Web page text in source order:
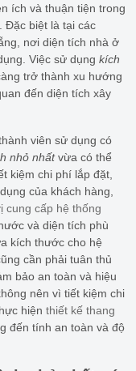
ích và thuận tiện trong
Đặc biệt là tại các
nơi diện tích nhà ở
Việc sử dụng kích
trở thành xu hướng
đến diện tích xây
viên sử dụng có
nhỏ nhấtvừa có thể
kiệm chi phí lắp đặt,
của khách hàng,
cung cấp hệ thống
và diện tích phù
kích thước cho hệ
cần phải tuân thủ
bảo an toàn và hiệu
nên vì tiết kiệm chi
hiện thiết kế thang
đến tính an toàn và độ